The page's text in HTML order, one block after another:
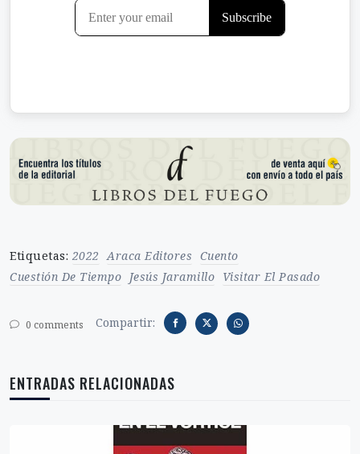
Etiquetas: 2022 Araca Editores Cuento
Cuestión De Tiempo Jesús Jaramillo Visitar El Pasado
0 comments Compartir:
ENTRADAS RELACIONADAS